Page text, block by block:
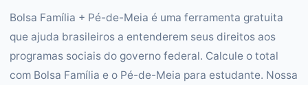
Bolsa Família + Pé-de-Meia é uma ferramenta gratuita
que ajuda brasileiros a entenderem seus direitos aos
programas sociais do governo federal. Calcule o total
com Bolsa Família e o Pé-de-Meia para estudante. Nossa